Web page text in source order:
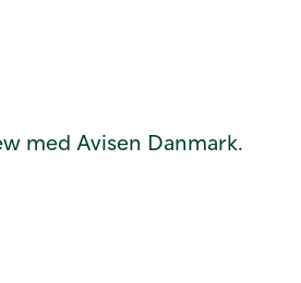
med Avisen Danmark.